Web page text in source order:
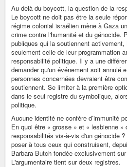
Au-delà du boycott, la question de la
Le boycott ne doit pas être la seule
régime colonial israélien mène à Gaza
crime contre l'humanité et du génocide.
publiques qui la soutiennent
seulement celle de leur programmation
responsabilité politique. Il y a une
demander qu'un événement soit annulé
personnes concernées devraient être
soutiennent. Se limiter à la première
dans le seul registre du symbolique,
politique.
Aucune identité ne confère d’immunité
En quoi être « grosse » et « lesbienne »
responsabilités vis-à-vis d'un génocide
poser à tous ceux qui construisent,
Barbara Butch fondée exclusivement
L'argumentaire tient sur deux registres.